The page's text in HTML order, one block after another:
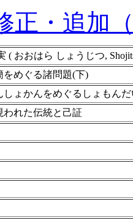
正・追加
( おおはら しょうじつ,
をめぐる諸問題(下)
しょかんをめぐるしょもん
われた伝統と己証